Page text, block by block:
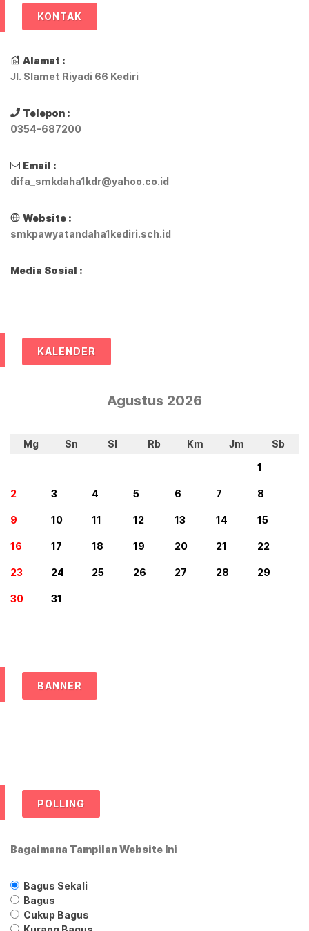
KONTAK
Alamat :
Jl. Slamet Riyadi 66 Kediri
Telepon :
0354-687200
Email :
difa_smkdaha1kdr@yahoo.co.id
Website :
smkpawyatandaha1kediri.sch.id
Media Sosial :
KALENDER
Agustus 2026
Mg Sn Sl Rb Km Jm
Sb
1
2 3 4 5 6 7 8
9 10 11 12 13 14 15
16 17 18 19 20 21 22
23 24 25 26 27 28 29
30 31
BANNER
POLLING
Bagaimana Tampilan Website Ini
Bagus Sekali
Bagus
Cukup Bagus